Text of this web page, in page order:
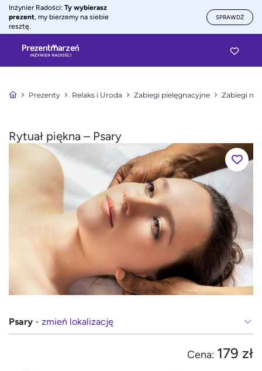
Inżynier Radości: Ty wybierasz
prezent, my bierzemy na siebie
resztę.
SPRAWDŹ
Prezenty Relaks i Uroda Zabiegi pielęgnacyjne Zabiegi na
Rytuał piękna – Psary
Psary - zmień lokalizację
Cena: 179 zł